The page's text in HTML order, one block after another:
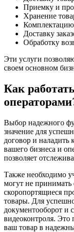
Приемку и
Хранение
Комплектацию
Доставку
Обработку
Эти услуги
своем основном
Как
Выбор надежного
значение для
договор и
вашего бизнеса и
позволяет
Также необходимо
могут не принимать
скоропортящиеся
товары. Для
документооборот и
видеоконтроля.
ваш товар в